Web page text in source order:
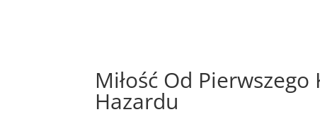
Miłość Od
Hazardu